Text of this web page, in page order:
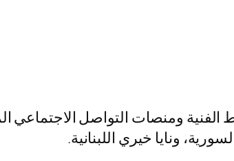
الفنية ومنصات التواصل
ونايا خيري اللبنانية.